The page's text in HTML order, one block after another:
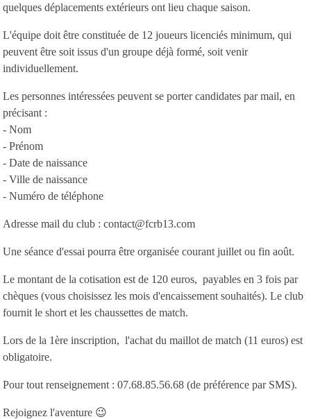
quelques déplacements extérieurs ont lieu chaque saison.
L'équipe doit être constituée de 12 joueurs licenciés minimum, qui
peuvent être soit issus d'un groupe déjà formé, soit venir
individuellement.
Les personnes intéressées peuvent se porter candidates par mail, en
précisant :
- Nom
- Prénom
- Date de naissance
- Ville de naissance
- Numéro de téléphone
Adresse mail du club : contact@fcrb13.com
Une séance d'essai pourra être organisée courant juillet ou fin août.
Le montant de la cotisation est de 120 euros, payables en 3 fois par
chèques (vous choisissez les mois d'encaissement souhaités). Le club
fournit le short et les chaussettes de match.
Lors de la 1ère inscription, l'achat du maillot de match (11 euros) est
obligatoire.
Pour tout renseignement : 07.68.85.56.68 (de préférence par SMS).
Rejoignez l'aventure 😉